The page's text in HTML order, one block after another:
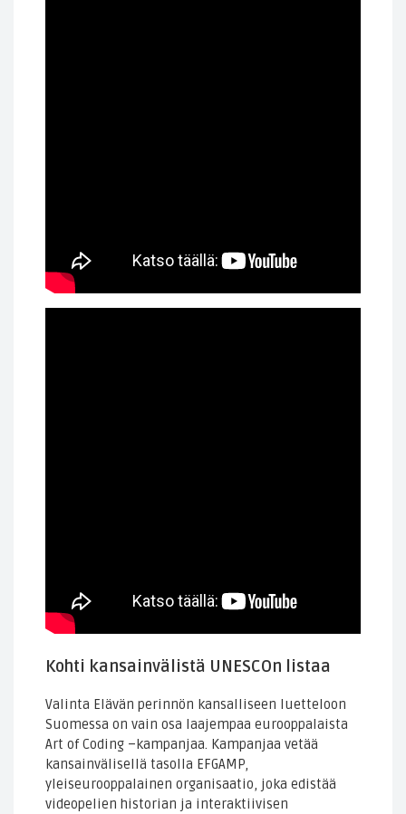
Kohti kansainvälistä UNESCOn listaa
Valinta Elävän perinnön kansalliseen luetteloon
Suomessa on vain osa laajempaa eurooppalaista
Art of Coding –kampanjaa. Kampanjaa vetää
kansainvälisellä tasolla EFGAMP,
yleiseurooppalainen organisaatio, joka edistää
videopelien historian ja interaktiivisen